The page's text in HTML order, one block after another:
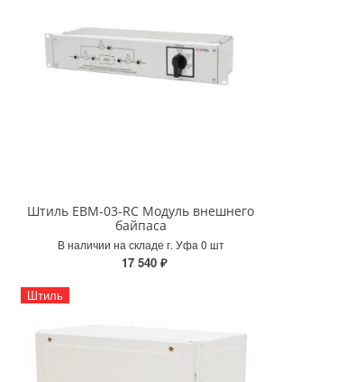
Штиль EBM-03-RC Модуль внешнего
байпаса
В наличии на складе г. Уфа 0 шт
17 540 ₽
Штиль